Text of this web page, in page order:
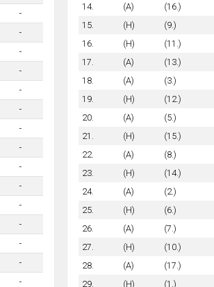
-
-
-
-
-
-
-
-
-
-
-
-
-
-
-
14.
(A) (16.)
15.
(H) (9.)
16.
(H) (11.)
17.
(A) (13.)
18.
(A) (3.)
19.
(H) (12.)
20.
(A) (5.)
21.
(H) (15.)
22.
(A) (8.)
23.
(H) (14.)
24.
(A) (2.)
25.
(H) (6.)
26.
(A) (7.)
27.
(H) (10.)
28.
(A) (17.)
29.
(H) (1.)